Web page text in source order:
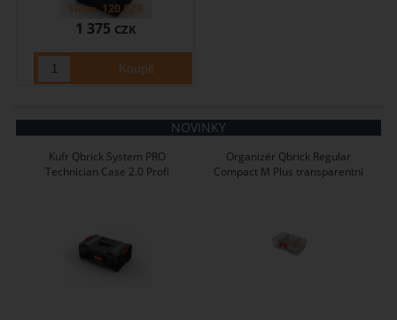
1 375 CZK
Sleva 120CZK
NOVINKY
Kufr Qbrick System PRO
Technician Case 2.0 Profi
Organizér Qbrick Regular
Compact M Plus transparentní